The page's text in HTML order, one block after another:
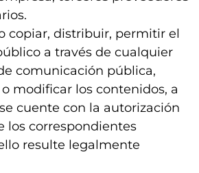
copiar, distribuir, permitir el
a través de cualquier
comunicación pública,
modificar los contenidos, a
cuente con la autorización
los correspondientes
resulte legalmente